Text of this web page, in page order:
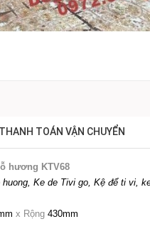
THANH TOÁN VẬN CHUYỂN
hương KTV68
Ke de Tivi go, Kệ để ti vi,
x Rộng 430mm